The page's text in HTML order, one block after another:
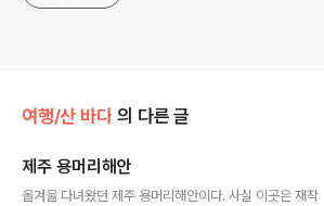
여행/산 바다 의 다른 글
제주 용머리해안
올겨울 다녀왔던 제주 용머리해안이다. 사실 이곳은 재작